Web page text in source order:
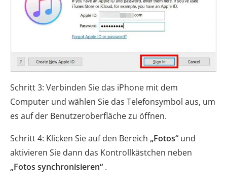
Schritt 3: Verbinden Sie das iPhone mit dem
Computer und wählen Sie das Telefonsymbol aus, um
es auf der Benutzeroberfläche zu öffnen.
Schritt 4: Klicken Sie auf den Bereich „Fotos“ und
aktivieren Sie dann das Kontrollkästchen neben
„Fotos synchronisieren“ .